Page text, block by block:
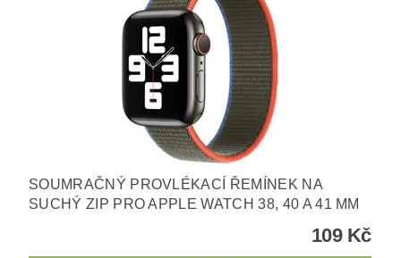
SOUMRAČNÝ PROVLÉKACÍ ŘEMÍNEK NA
SUCHÝ ZIP PRO APPLE WATCH 38, 40 A 41 MM
109 Kč